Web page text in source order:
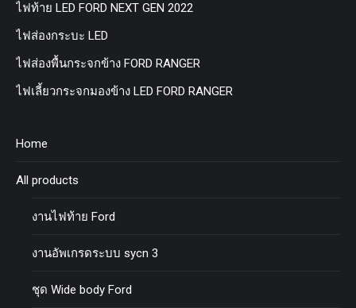
ไฟท้าย LED FORD NEXT GEN 2022
ไฟส่องกระบะ LED
ไฟส่องพื้นกระจกข้าง FORD RANGER
ไฟเลี้ยวกระจกมองข้าง LED FORD RANGER
Home
All products
งานไฟท้าย Ford
งานอัพเกรดระบบ sycn 3
ชุด Wide body Ford